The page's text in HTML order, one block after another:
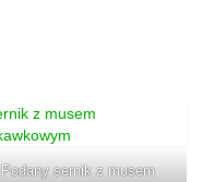
Podany sernik z musem